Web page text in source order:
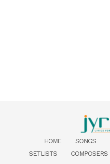
HOME SONGS
SETLISTS
COMPOSERS